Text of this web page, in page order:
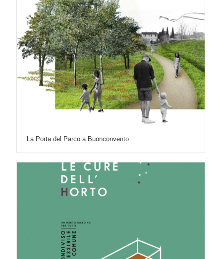
La Porta del Parco a Buonconvento